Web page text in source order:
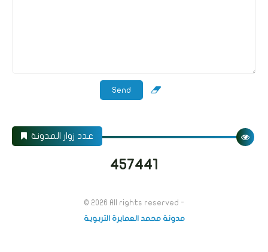
عدد زوار المدونة
457441
© 2026 All rights reserved -
مدونة محمد العمايرة التربوية